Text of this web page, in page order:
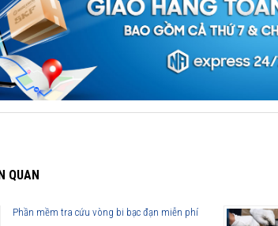
QUAN
Phần mềm tra cứu vòng bi bạc đạn miễn phí